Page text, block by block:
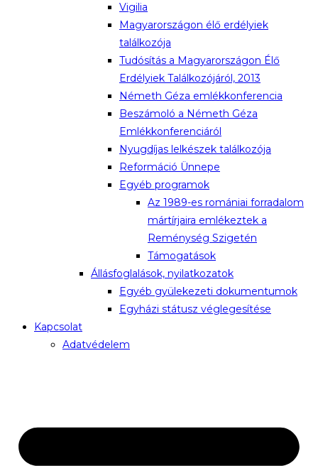
Vigilia
Magyarországon élő erdélyiek
találkozója
Tudósítás a Magyarországon Élő
Erdélyiek Találkozójáról, 2013
Németh Géza emlékkonferencia
Beszámoló a Németh Géza
Emlékkonferenciáról
Nyugdíjas lelkészek találkozója
Reformáció Ünnepe
Egyéb programok
Az 1989-es romániai forradalom
mártírjaira emlékeztek a
Reménység Szigetén
Támogatások
Állásfoglalások, nyilatkozatok
Egyéb gyülekezeti dokumentumok
Egyházi státusz véglegesítése
Kapcsolat
Adatvédelem